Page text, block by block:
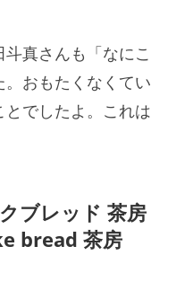
真さんも「なにこ
おもたくなくてい
とでしたよ。これは
ブレッド 茶房
bread 茶房